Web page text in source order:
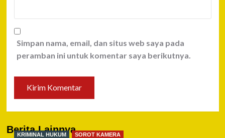
Simpan nama, email, dan situs web saya pada
peramban ini untuk komentar saya berikutnya.
Berita Lainnya
KRIMINAL HUKUM SOROT KAMERA